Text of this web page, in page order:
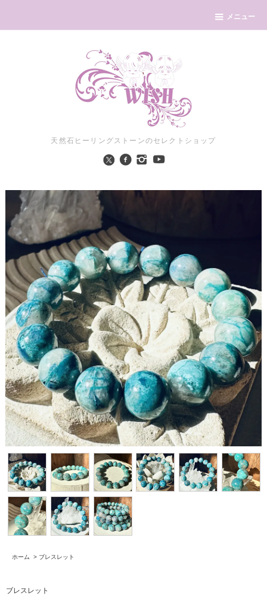
メニュー
天然石ヒーリングストーンのセレクトショップ
ホーム > ブレスレット
ブレスレット